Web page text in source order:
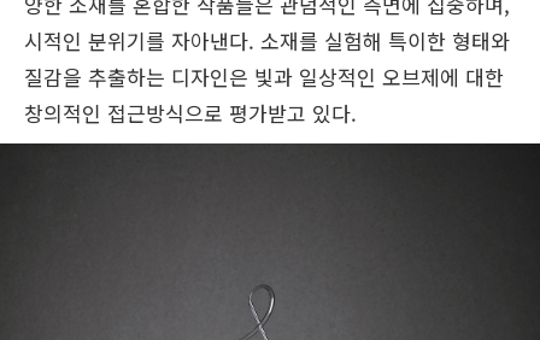
시적인 분위기를 자아낸다. 소재를 실험해 특이한 형태와
질감을 추출하는 디자인은 빛과 일상적인 오브제에 대한
창의적인 접근방식으로 평가받고 있다.